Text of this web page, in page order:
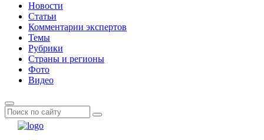
Новости
Статьи
Комментарии экспертов
Темы
Рубрики
Страны и регионы
Фото
Видео